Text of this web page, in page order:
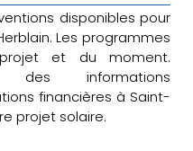
disponibles pour
Les programmes
et du moment.
des informations
financières à Saint-
projet solaire.